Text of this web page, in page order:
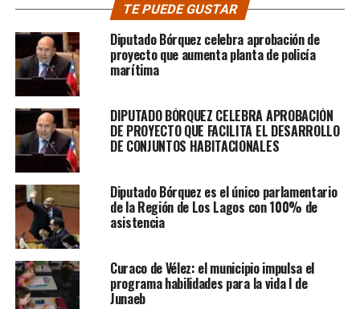
TE PUEDE GUSTAR
Diputado Bórquez celebra aprobación de
proyecto que aumenta planta de policía
marítima
DIPUTADO BÓRQUEZ CELEBRA APROBACIÓN
DE PROYECTO QUE FACILITA EL DESARROLLO
DE CONJUNTOS HABITACIONALES
Diputado Bórquez es el único parlamentario
de la Región de Los Lagos con 100% de
asistencia
Curaco de Vélez: el municipio impulsa el
programa habilidades para la vida I de
Junaeb